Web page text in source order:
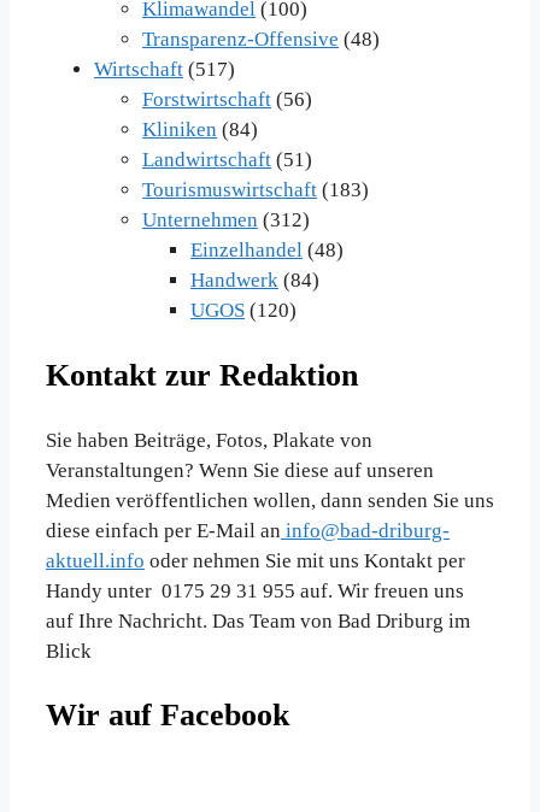
Klimawandel (100)
Transparenz-Offensive (48)
Wirtschaft (517)
Forstwirtschaft (56)
Kliniken (84)
Landwirtschaft (51)
Tourismuswirtschaft (183)
Unternehmen (312)
Einzelhandel (48)
Handwerk (84)
UGOS (120)
Kontakt zur Redaktion
Sie haben Beiträge, Fotos, Plakate von
Veranstaltungen? Wenn Sie diese auf unseren
Medien veröffentlichen wollen, dann senden Sie uns
diese einfach per E-Mail an info@bad-driburg-
aktuell.info oder nehmen Sie mit uns Kontakt per
Handy unter 0175 29 31 955 auf. Wir freuen uns
auf Ihre Nachricht. Das Team von Bad Driburg im
Blick
Wir auf Facebook